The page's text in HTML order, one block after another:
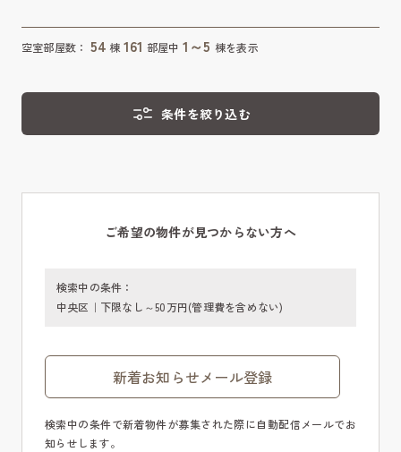
空室部屋数： 54 棟 161 部屋中 1～5 棟を表示
条件を絞り込む
ご希望の物件が見つからない方へ
検索中の条件：
中央区｜下限なし～50万円(管理費を含めない)
新着お知らせメール登録
検索中の条件で新着物件が募集された際に自動配信メールでお
知らせします。